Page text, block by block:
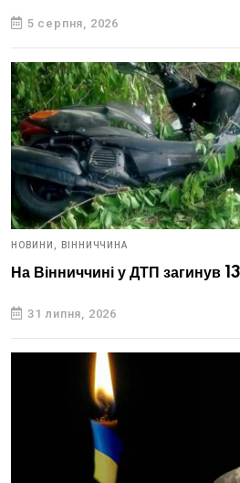
5 серпня, 2026
НОВИНИ, ВІННИЧЧИНА
На Вінниччині у ДТП загинув
31 липня, 2026